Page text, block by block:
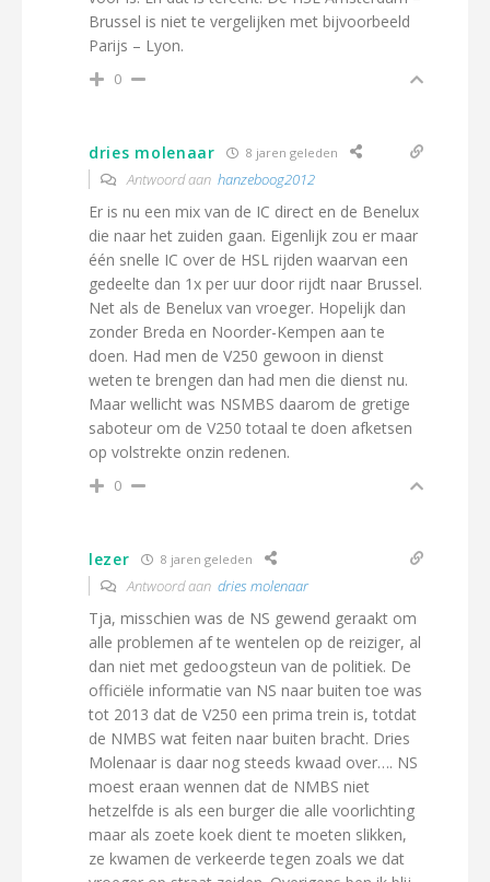
Brussel is niet te vergelijken met bijvoorbeeld
Parijs – Lyon.
0
dries molenaar 8 jaren geleden
Antwoord aan hanzeboog2012
Er is nu een mix van de IC direct en de Benelux
die naar het zuiden gaan. Eigenlijk zou er maar
één snelle IC over de HSL rijden waarvan een
gedeelte dan 1x per uur door rijdt naar Brussel.
Net als de Benelux van vroeger. Hopelijk dan
zonder Breda en Noorder-Kempen aan te
doen. Had men de V250 gewoon in dienst
weten te brengen dan had men die dienst nu.
Maar wellicht was NSMBS daarom de gretige
saboteur om de V250 totaal te doen afketsen
op volstrekte onzin redenen.
0
lezer 8 jaren geleden
Antwoord aan dries molenaar
Tja, misschien was de NS gewend geraakt om
alle problemen af te wentelen op de reiziger, al
dan niet met gedoogsteun van de politiek. De
officiële informatie van NS naar buiten toe was
tot 2013 dat de V250 een prima trein is, totdat
de NMBS wat feiten naar buiten bracht. Dries
Molenaar is daar nog steeds kwaad over…. NS
moest eraan wennen dat de NMBS niet
hetzelfde is als een burger die alle voorlichting
maar als zoete koek dient te moeten slikken,
ze kwamen de verkeerde tegen zoals we dat